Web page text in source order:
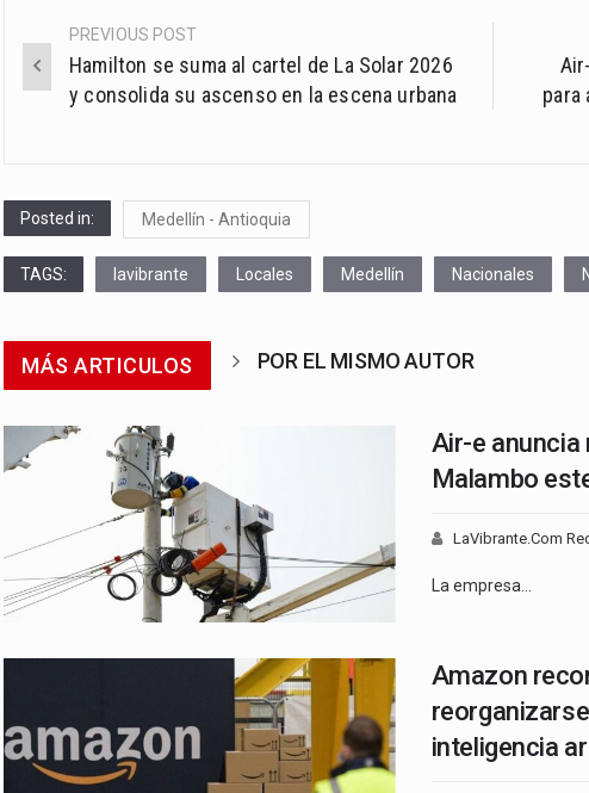
Post
navigation
PREVIOUS POST
Hamilton se suma al cartel de La Solar 2026
y consolida su ascenso en la escena urbana
para
Posted in: Medellín - Antioquia
TAGS: lavibrante Locales Medellín Nacionales
MÁS ARTICULOS POR EL MISMO AUTOR
Air-e
Malambo
LaVibrante.Com
La empresa…
Amazon
inteligencia